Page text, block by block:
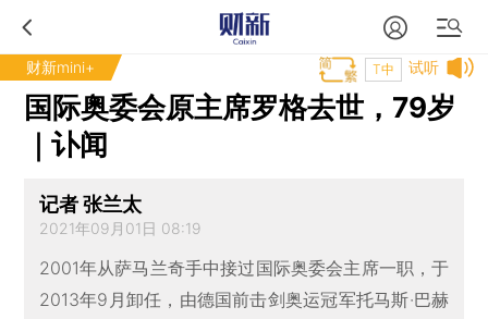
财新mini+ 试听
T中
国际奥委会原主席罗格去世，79岁
｜讣闻
记者 张兰太
2021年09月01日 08:19
2001年从萨马兰奇手中接过国际奥委会主席一职，于
2013年9月卸任，由德国前击剑奥运冠军托马斯·巴赫